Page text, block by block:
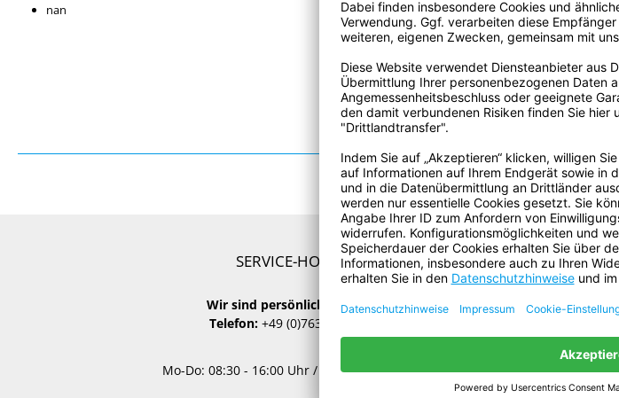
nan
SERVICE-HOTLINE
Wir sind persönlich für Sie da:
Telefon: +49 (0)7634 50762-00
Mo-Do: 08:30 - 16:00 Uhr / Fr: 8:30 - 15.00 Uhr